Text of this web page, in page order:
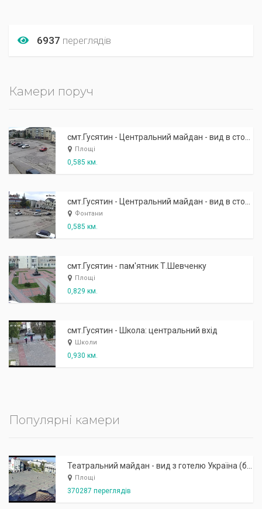
6937 переглядів
Камери поруч
Площі
0,585 км.
Фонтани
0,585 км.
смт.Гусятин - пам'ятник Т.Шевченку
Площі
0,829 км.
смт.Гусятин - Школа: центральний вхід
Школи
0,930 км.
Популярні камери
Площі
370287 переглядів